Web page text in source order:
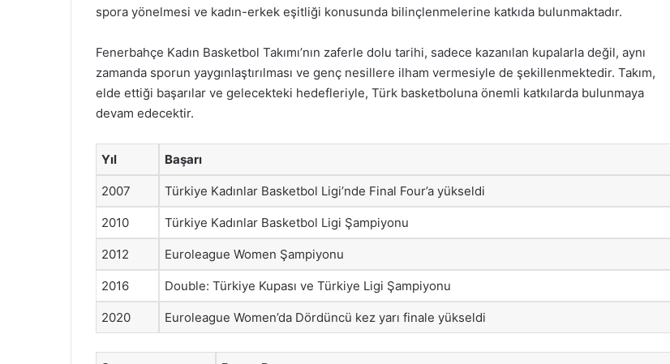
spora yönelmesi ve kadın-erkek eşitliği konusunda bilinçlenmelerine katkıda bulunmaktadır.
Fenerbahçe Kadın Basketbol Takımı’nın zaferle dolu tarihi, sadece kazanılan kupalarla değil, aynı
zamanda sporun yaygınlaştırılması ve genç nesillere ilham vermesiyle de şekillenmektedir. Takım,
elde ettiği başarılar ve gelecekteki hedefleriyle, Türk basketboluna önemli katkılarda bulunmaya
devam edecektir.
Yıl Başarı
2007 Türkiye Kadınlar Basketbol Ligi’nde Final Four’a yükseldi
2010 Türkiye Kadınlar Basketbol Ligi Şampiyonu
2012 Euroleague Women Şampiyonu
2016 Double: Türkiye Kupası ve Türkiye Ligi Şampiyonu
2020 Euroleague Women’da Dördüncü kez yarı finale yükseldi